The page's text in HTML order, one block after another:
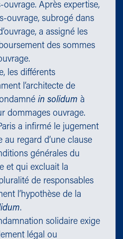
Après expertise,
ouvrage, subrogé dans
a assigné les
des sommes
les différents
l’architecte de
in solidum à
dommages ouvrage.
a infirmé le jugement
au regard d’une clause
générales du
et qui excluait la
de responsables
l’hypothèse de la
.
solidaire exige
légal ou